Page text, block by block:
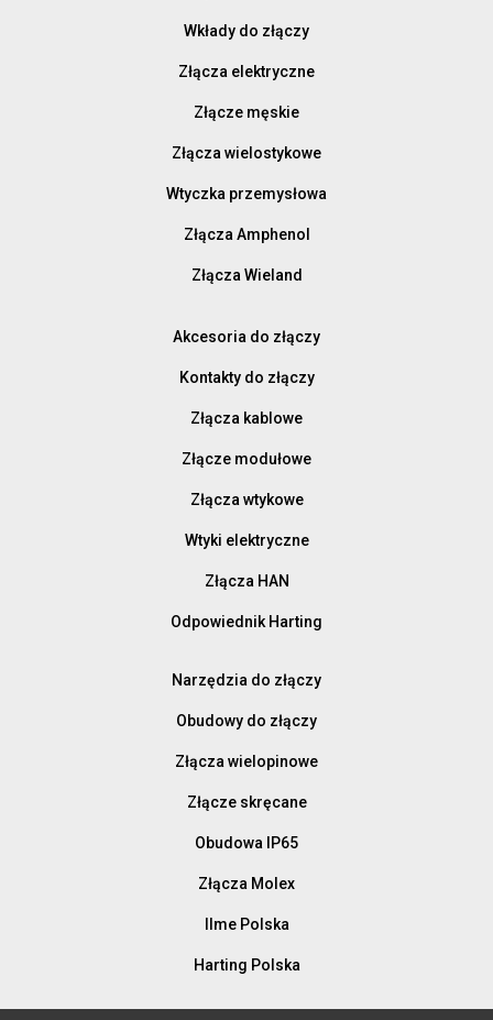
Wkłady do złączy
Złącza elektryczne
Złącze męskie
Złącza wielostykowe
Wtyczka przemysłowa
Złącza Amphenol
Złącza Wieland
Akcesoria do złączy
Kontakty do złączy
Złącza kablowe
Złącze modułowe
Złącza wtykowe
Wtyki elektryczne
Złącza HAN
Odpowiednik Harting
Narzędzia do złączy
Obudowy do złączy
Złącza wielopinowe
Złącze skręcane
Obudowa IP65
Złącza Molex
Ilme Polska
Harting Polska